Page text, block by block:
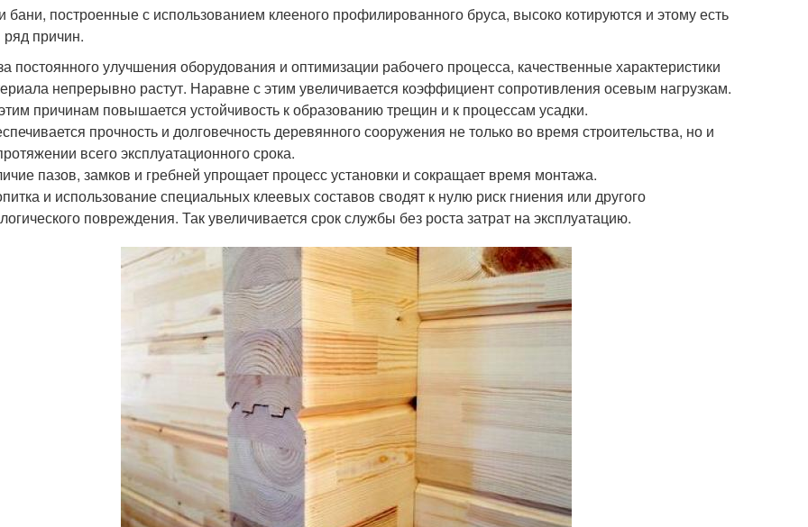
бани, построенные с использованием клееного профилированного бруса, высоко котируются и этому есть
причин.
постоянного улучшения оборудования и оптимизации рабочего процесса, качественные характеристики
непрерывно растут. Наравне с этим увеличивается коэффициент сопротивления осевым нагрузкам.
причинам повышается устойчивость к образованию трещин и к процессам усадки.
прочность и долговечность деревянного сооружения не только во время строительства, но и
всего эксплуатационного срока.
пазов, замков и гребней упрощает процесс установки и сокращает время монтажа.
и использование специальных клеевых составов сводят к нулю риск гниения или другого
повреждения. Так увеличивается срок службы без роста затрат на эксплуатацию.